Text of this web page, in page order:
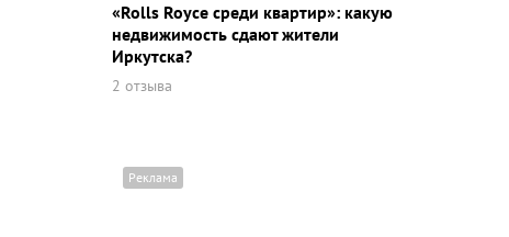
«Rolls Royce среди квaртир»: какую
недвижимость сдают жители
Иркутска?
2 отзыва